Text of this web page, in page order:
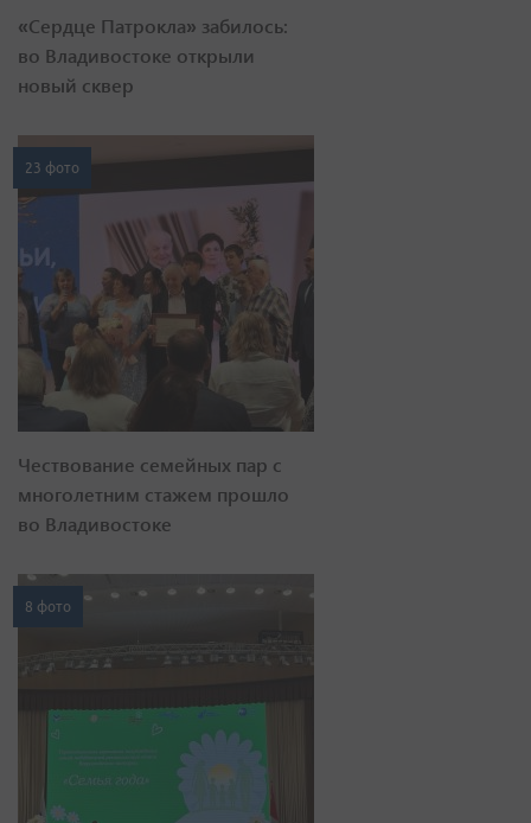
«Сердце Патрокла» забилось:
во Владивостоке открыли
новый сквер
23 фото
Чествование семейных пар с
многолетним стажем прошло
во Владивостоке
8 фото